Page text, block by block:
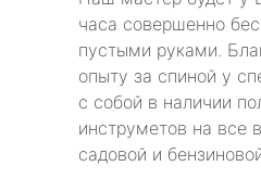
часа совершенно
пустыми руками.
опыту за спиной у
с собой в наличии
инструметов на все
садовой и